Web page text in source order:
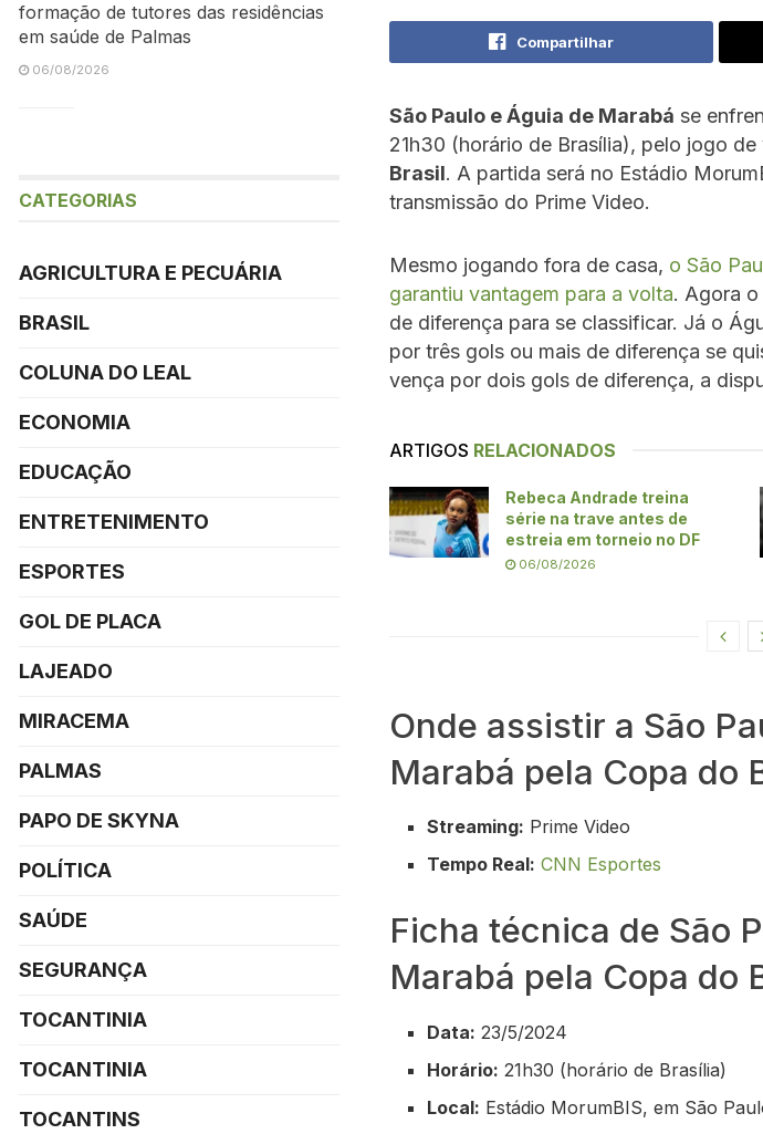
Compartilhar
São Paulo e Águia de Marabá se
21h30 (horário de Brasília), pelo jogo
Brasil. A partida será no Estádio
transmissão do Prime Video.
Mesmo jogando fora de casa, o São
garantiu vantagem para a volta. Agora
de diferença para se classificar. Já o
por três gols ou mais de diferença se
vença por dois gols de diferença, a
ARTIGOS RELACIONADOS
Rebeca Andrade treina
série na trave antes de
estreia em torneio no DF
06/08/2026
Onde assistir a São
Marabá pela Copa do
Streaming: Prime Video
Tempo Real: CNN Esportes
Ficha técnica de São
Marabá pela Copa do
Data: 23/5/2024
Horário: 21h30 (horário de Brasília)
Local: Estádio MorumBIS, em São
formação de tutores das residências
em saúde de Palmas
06/08/2026
CATEGORIAS
AGRICULTURA E PECUÁRIA
BRASIL
COLUNA DO LEAL
ECONOMIA
EDUCAÇÃO
ENTRETENIMENTO
ESPORTES
GOL DE PLACA
LAJEADO
MIRACEMA
PALMAS
PAPO DE SKYNA
POLÍTICA
SAÚDE
SEGURANÇA
TOCANTINIA
TOCANTINIA
TOCANTINS